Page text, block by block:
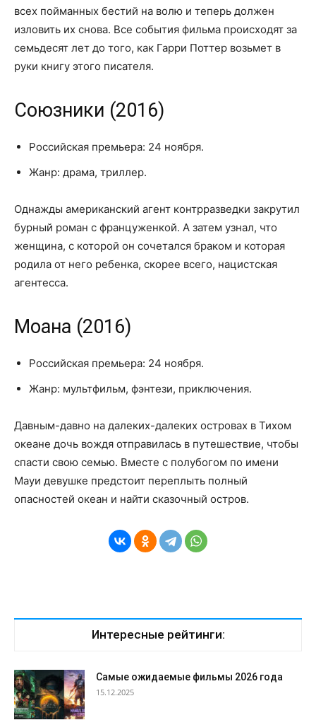
всех пойманных бестий на волю и теперь должен
изловить их снова. Все события фильма происходят за
семьдесят лет до того, как Гарри Поттер возьмет в
руки книгу этого писателя.
Союзники (2016)
Российская премьера: 24 ноября.
Жанр: драма, триллер.
Однажды американский агент контрразведки закрутил
бурный роман с француженкой. А затем узнал, что
женщина, с которой он сочетался браком и которая
родила от него ребенка, скорее всего, нацистская
агентесса.
Моана (2016)
Российская премьера: 24 ноября.
Жанр: мультфильм, фэнтези, приключения.
Давным-давно на далеких-далеких островах в Тихом
океане дочь вождя отправилась в путешествие, чтобы
спасти свою семью. Вместе с полубогом по имени
Мауи девушке предстоит переплыть полный
опасностей океан и найти сказочный остров.
Интересные рейтинги:
Самые ожидаемые фильмы 2026 года
15.12.2025